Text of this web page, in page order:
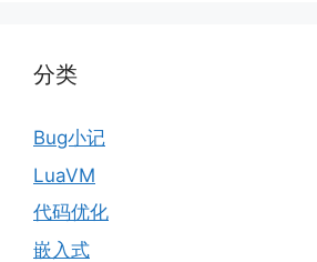
分类
Bug小记
LuaVM
代码优化
嵌入式